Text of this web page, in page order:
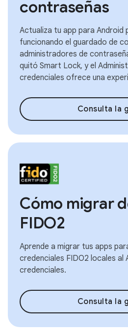
contraseñas
Actualiza tu app para Android
funcionando el guardado de
administradores de
quitó Smart Lock, y el
credenciales ofrece una
Consulta la
Cómo migrar
FIDO2
Aprende a migrar tus apps
credenciales FIDO2 locales al
credenciales.
Consulta la